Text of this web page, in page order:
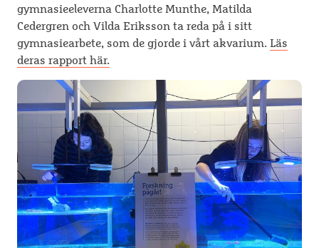
gymnasieeleverna Charlotte Munthe, Matilda
Cedergren och Vilda Eriksson ta reda på i sitt
gymnasiearbete, som de gjorde i vårt akvarium. Läs
deras rapport här.